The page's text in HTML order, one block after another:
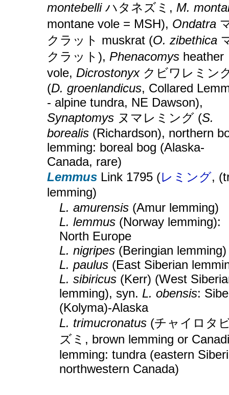
montebelliハタネズミ, M.
montane vole = MSH), Ondatra
クラット muskrat (O. zibethica
クラット), Phenacomys heather
vole, Dicrostonyxクビワレミン
(D. groenlandicus, Collared
- alpine tundra, NE Dawson),
Synaptomys ヌマレミング (S.
borealis (Richardson), northern
lemming: boreal bog (Alaska-
Canada, rare)
Lemmus Link 1795 (レミング,
lemming)
L. amurensis (Amur lemming)
L. lemmus (Norway lemming):
North Europe
L. nigripes (Beringian lemming)
L. paulus (East Siberian
L. sibiricus (Kerr) (West
lemming), syn. L. obensis:
(Kolyma)-Alaska
L. trimucronatus (チャイロタ
ズミ, brown lemming or
lemming: tundra (eastern
northwestern Canada)